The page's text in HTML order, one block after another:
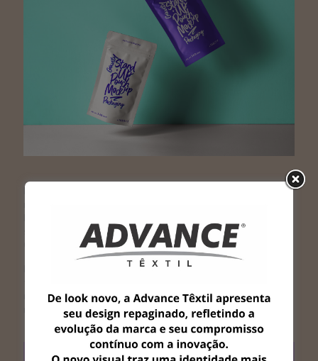
scelerisque nunc cursus. Duis ultricies malesuada leo vel aliquet.
Curabitur rutrum porta dui eget mollis.
Nullam lacinia dictum auctor. Class aptent taciti sociosqu ad litora
natoque penatibus et magnis dis parturient montes, nascetur
ridiculus mus.